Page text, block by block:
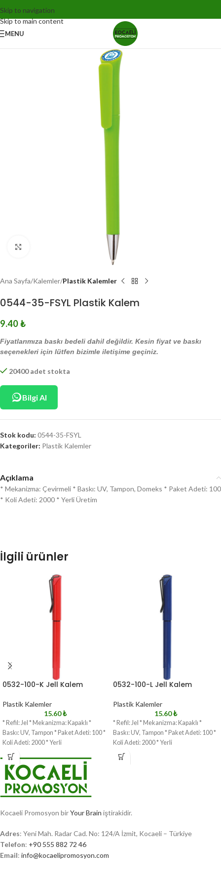
Skip to navigation
Skip to main content
MENU
Ana Sayfa Kalemler Plastik Kalemler
0544-35-FSYL Plastik Kalem
9.40₺
Fiyatlarımıza baskı bedeli dahil değildir. Kesin fiyat ve baskı
seçenekleri için lütfen bizimle iletişime geçiniz.
20400 adet stokta
Bilgi Al
Stok kodu: 0544-35-FSYL
Kategoriler: Plastik Kalemler
Açıklama
* Mekanizma: Çevirmeli * Baskı: UV, Tampon, Domeks * Paket Adeti: 100
* Koli Adeti: 2000 * Yerli Üretim
İlgili ürünler
0532-100-K Jell Kalem
Plastik Kalemler
15.60₺
* Refil: Jel * Mekanizma: Kapaklı *
Baskı: UV, Tampon * Paket Adeti: 100 *
Koli Adeti: 2000 * Yerli
0532-100-L Jell Kalem
Plastik Kalemler
15.60₺
* Refil: Jel * Mekanizma: Kapaklı *
Baskı: UV, Tampon * Paket Adeti: 100 *
Koli Adeti: 2000 * Yerli
Kocaeli Promosyon birYour Brain iştirakidir.
Adres: Yeni Mah. Radar Cad. No: 124/A İzmit, Kocaeli – Türkiye
Telefon: +90 555 882 72 46
Email: info@kocaelipromosyon.com